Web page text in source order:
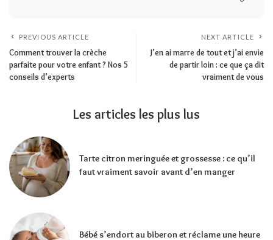
PREVIOUS ARTICLE
Comment trouver la crèche
parfaite pour votre enfant ? Nos 5
conseils d’experts
NEXT ARTICLE
J’en ai marre de tout et j’ai envie
de partir loin : ce que ça dit
vraiment de vous
Les articles les plus lus
Tarte citron meringuée et grossesse : ce qu’il
faut vraiment savoir avant d’en manger
Bébé s’endort au biberon et réclame une heure